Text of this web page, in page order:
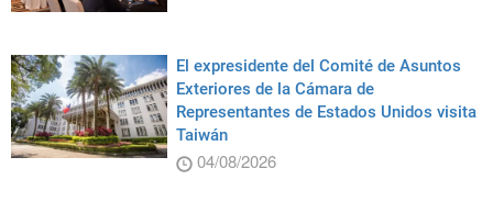
El expresidente del Comité de Asuntos
Exteriores de la Cámara de
Representantes de Estados Unidos visita
Taiwán
04/08/2026